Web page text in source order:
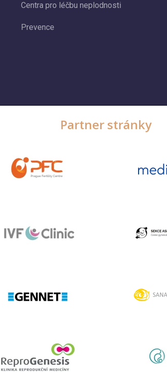
Centra pro léčbu neplodnosti
Prevence
Partner stránky